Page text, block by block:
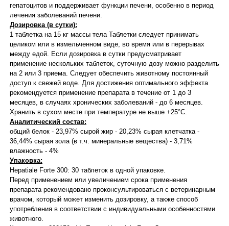
гепатоцитов и поддерживает функции печени, особенно в период
лечения заболеваний печени.
Дозировка (в сутки):
1 таблетка на 15 кг массы тела Таблетки следует принимать
целиком или в измельченном виде, во время или в перерывах
между едой. Если дозировка в сутки предусматривает
применение нескольких таблеток, суточную дозу можно разделить
на 2 или 3 приема. Следует обеспечить животному постоянный
доступ к свежей воде. Для достижения оптимального эффекта
рекомендуется применение препарата в течение от 1 до 3
месяцев, в случаях хронических заболеваний - до 6 месяцев.
Хранить в сухом месте при температуре не выше +25°С.
Аналитический состав:
общий белок - 23,97% сырой жир - 20,23% сырая клетчатка -
36,44% сырая зола (в т.ч. минеральные вещества) - 3,71%
влажность - 4%
Упаковка:
Hepatiale Forte 300: 30 таблеток в одной упаковке.
Перед применением или увеличением срока применения
препарата рекомендовано проконсультироваться с ветеринарным
врачом, который может изменить дозировку, а также способ
употребления в соответствии с индивидуальными особенностями
животного.